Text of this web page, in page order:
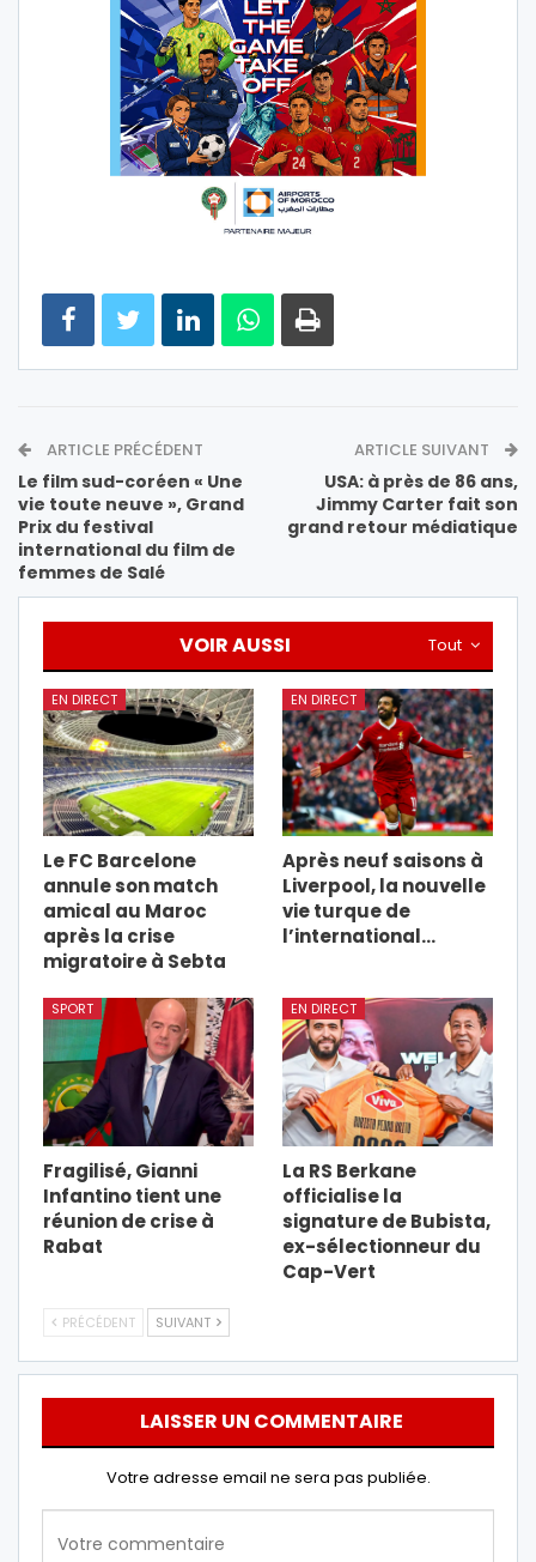
ARTICLE PRÉCÉDENT
Le film sud-coréen « Une
vie toute neuve », Grand
Prix du festival
international du film de
femmes de Salé
ARTICLE SUIVANT
USA: à près de 86 ans,
Jimmy Carter fait son
grand retour médiatique
Tout
VOIR AUSSI
EN DIRECT
Le FC Barcelone
annule son match
amical au Maroc
après la crise
migratoire à Sebta
EN DIRECT
Après neuf saisons à
Liverpool, la nouvelle
vie turque de
l’international…
SPORT
Fragilisé, Gianni
Infantino tient une
réunion de crise à
Rabat
EN DIRECT
La RS Berkane
officialise la
signature de Bubista,
ex-sélectionneur du
Cap-Vert
PRÉCÉDENT SUIVANT
LAISSER UN COMMENTAIRE
Votre adresse email ne sera pas publiée.